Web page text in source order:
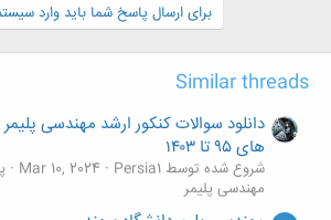
برای ارسال پاسخ شما باید وارد
Similar threads
دانلود سوالات کنکور ارشد مهندسی
های ۹۵ تا ۱۴۰۳
شروع شده توسط Persia1 Mar 10, 2024
مهندسی پلیمر